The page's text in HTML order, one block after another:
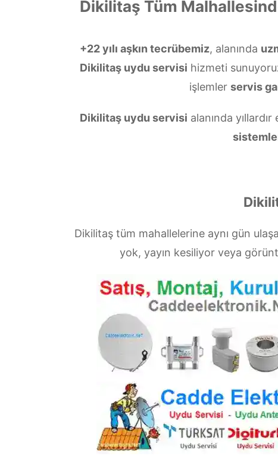
Dikilitaş Tüm
+22 yılı aşkın tecrübemiz, alanında
Dikilitaş uydu servisi hizmeti
işlemler servis
Dikilitaş uydu servisi alanında
Dikilitaş tüm mahallelerine aynı gün
yok, yayın kesiliyor veya